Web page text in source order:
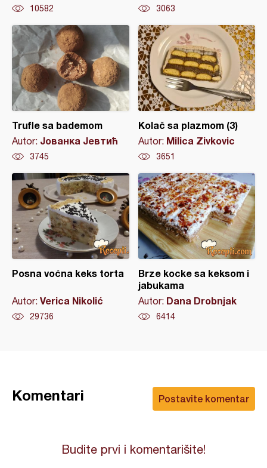
10582 3063
Trufle sa bademom
Autor: Јованка Јевтић
3745
Kolač sa plazmom (3)
Autor: Milica Zivkovic
3651
Posna voćna keks torta
Autor: Verica Nikolić
29736
Brze kocke sa keksom i
jabukama
Autor: Dana Drobnjak
6414
Postavite komentar
Komentari
Budite prvi i komentarišite!